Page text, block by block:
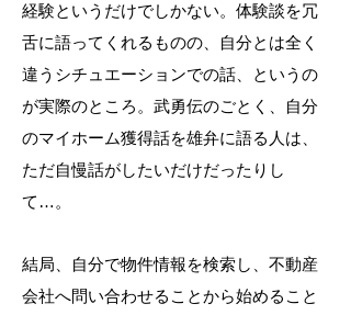
経験というだけでしかない。体験談を冗
舌に語ってくれるものの、自分とは全く
違うシチュエーションでの話、というの
が実際のところ。武勇伝のごとく、自分
のマイホーム獲得話を雄弁に語る人は、
ただ自慢話がしたいだけだったりし
て…。
結局、自分で物件情報を検索し、不動産
会社へ問い合わせることから始めること